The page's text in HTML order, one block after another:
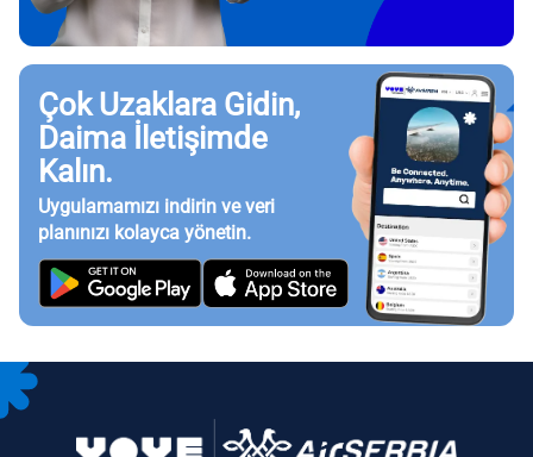
Çok Uzaklara Gidin,
Daima İletişimde
Kalın.
Uygulamamızı indirin ve veri
planınızı kolayca yönetin.